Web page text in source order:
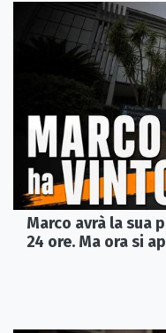
Marco avrà la sua
24 ore. Ma ora si